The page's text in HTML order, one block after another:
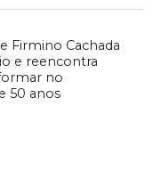
Firmino Cachada
e reencontra
no
50 anos